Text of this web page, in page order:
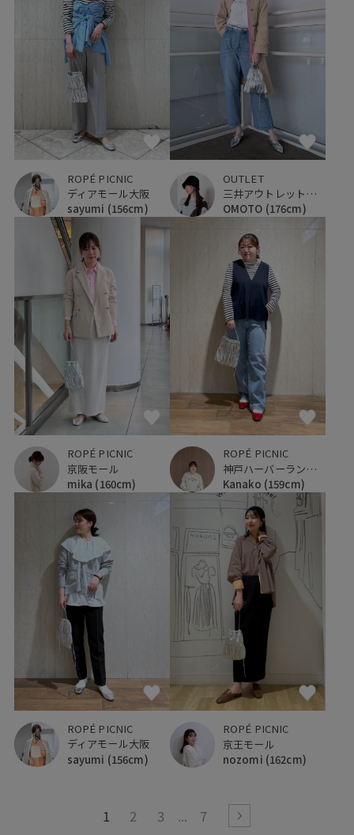
ROPÉ PICNIC
ディアモール大阪
sayumi (156cm)
OUTLET
三井アウトレットパーク 入間
OMOTO (176cm)
ROPÉ PICNIC
京阪モール
mika (160cm)
ROPÉ PICNIC
神戸ハーバーランドumie
Kanako (159cm)
ROPÉ PICNIC
ディアモール大阪
sayumi (156cm)
ROPÉ PICNIC
京王モール
nozomi (162cm)
1 2 3 7